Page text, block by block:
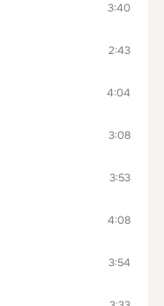
3:40
2:43
4:04
3:08
3:53
4:08
3:54